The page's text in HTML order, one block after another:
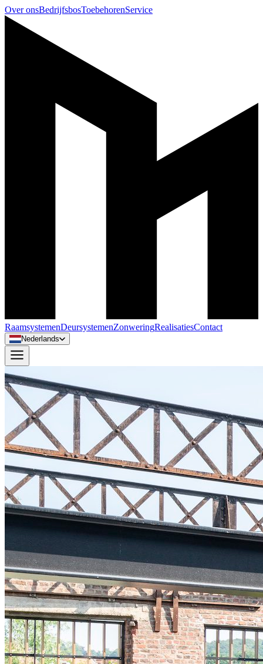
Over onsBedrijfsbosToebehorenService
RaamsystemenDeursystemenZonweringRealisatiesContact
Nederlands